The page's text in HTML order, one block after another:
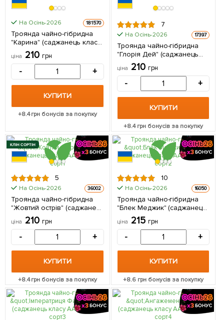
На Осінь-2026 181570
Троянда чайно-гібридна
"Карина" (саджанець класу
АА+) вищий сорт 1
саджанець в упаковці
ціна 210 грн
- +
КУПИТИ
+8.4грн бонусів за покупку
7
На Осінь-2026 17397
Троянда чайно-гібридна
"Глорія Дей" (саджанець
класу АА +) вищий сорт 1 шт
в упаковці
ціна 210 грн
- +
КУПИТИ
+8.4грн бонусів за покупку
КЛІН СОРТІН
5
На Осінь-2026 36002
Троянда чайно-гібридна
"Жовтий острів" (саджанець
класу АА +) вищий сорт 1 шт
в упаковці
ціна 210 грн
- +
КУПИТИ
+8.4грн бонусів за покупку
10
На Осінь-2026 16050
Троянда чайно-гібридна
"Блек Меджик" (саджанець
класу АА +) вищий сорт 1 шт
в упаковці
ціна 215 грн
- +
КУПИТИ
+8.6 грн бонусів за покупку